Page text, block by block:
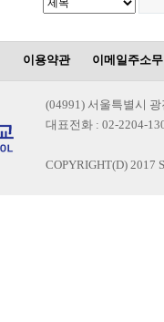
이용약관 이메일주소
(04991) 서울특별시
대표전화 : 02-2204-
COPYRIGHT(D) 2017